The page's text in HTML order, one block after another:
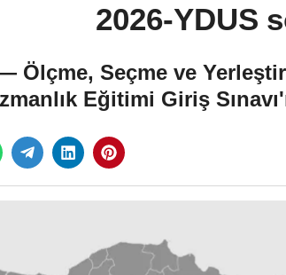
2026-YDUS
Ölçme, Seçme ve
Eğitimi Giriş